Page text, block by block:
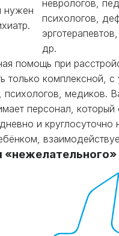
нужен
неврологов,
психологов,
др.
помощь при
только комплексной, с
психологов, медиков.
персонал, который
и круглосуточно
«нежелательного»